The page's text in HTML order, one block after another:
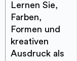
Lernen Sie,
Farben,
Formen und
kreativen
Ausdruck als